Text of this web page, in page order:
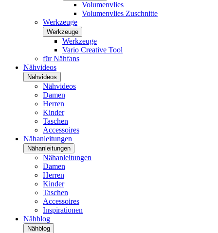
Volumenvlies
Volumenvlies Zuschnitte
Werkzeuge
Werkzeuge
Werkzeuge
Vario Creative Tool
für Nähfans
Nähvideos
Nähvideos
Nähvideos
Damen
Herren
Kinder
Taschen
Accessoires
Nähanleitungen
Nähanleitungen
Nähanleitungen
Damen
Herren
Kinder
Taschen
Accessoires
Inspirationen
Nähblog
Nähblog